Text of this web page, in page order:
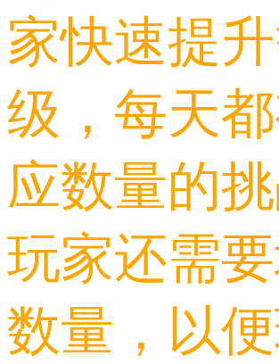
家快速提
级，每天
应数量的挑
玩家还需
数量，以